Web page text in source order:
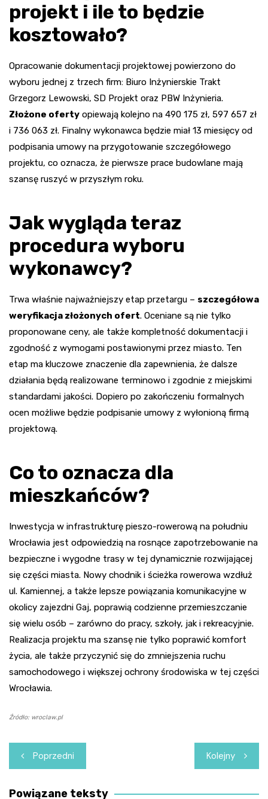
projekt i ile to będzie
kosztowało?
Opracowanie dokumentacji projektowej powierzono do
wyboru jednej z trzech firm: Biuro Inżynierskie Trakt
Grzegorz Lewowski, SD Projekt oraz PBW Inżynieria.
Złożone oferty opiewają kolejno na 490 175 zł, 597 657 zł
i 736 063 zł. Finalny wykonawca będzie miał 13 miesięcy od
podpisania umowy na przygotowanie szczegółowego
projektu, co oznacza, że pierwsze prace budowlane mają
szansę ruszyć w przyszłym roku.
Jak wygląda teraz
procedura wyboru
wykonawcy?
Trwa właśnie najważniejszy etap przetargu – szczegółowa
weryfikacja złożonych ofert. Oceniane są nie tylko
proponowane ceny, ale także kompletność dokumentacji i
zgodność z wymogami postawionymi przez miasto. Ten
etap ma kluczowe znaczenie dla zapewnienia, że dalsze
działania będą realizowane terminowo i zgodnie z miejskimi
standardami jakości. Dopiero po zakończeniu formalnych
ocen możliwe będzie podpisanie umowy z wyłonioną firmą
projektową.
Co to oznacza dla
mieszkańców?
Inwestycja w infrastrukturę pieszo-rowerową na południu
Wrocławia jest odpowiedzią na rosnące zapotrzebowanie na
bezpieczne i wygodne trasy w tej dynamicznie rozwijającej
się części miasta. Nowy chodnik i ścieżka rowerowa wzdłuż
ul. Kamiennej, a także lepsze powiązania komunikacyjne w
okolicy zajezdni Gaj, poprawią codzienne przemieszczanie
się wielu osób – zarówno do pracy, szkoły, jak i rekreacyjnie.
Realizacja projektu ma szansę nie tylko poprawić komfort
życia, ale także przyczynić się do zmniejszenia ruchu
samochodowego i większej ochrony środowiska w tej części
Wrocławia.
Źródło: wroclaw.pl
Nawigacja
wpisu
Poprzedni Kolejny
Powiązane teksty